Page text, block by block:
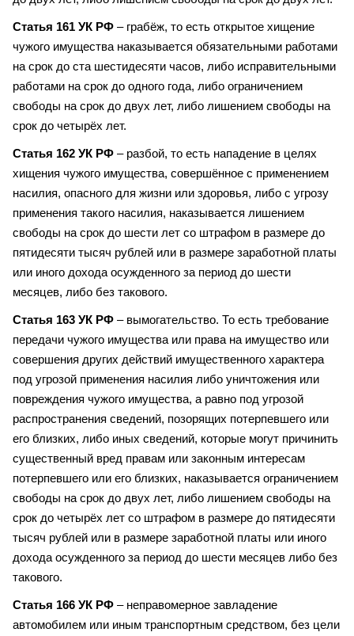
Статья 161 УК РФ – грабёж, то есть открытое хищение
чужого имущества наказывается обязательными работами
на срок до ста шестидесяти часов, либо исправительными
работами на срок до одного года, либо ограничением
свободы на срок до двух лет, либо лишением свободы на
срок до четырёх лет.
Статья 162 УК РФ – разбой, то есть нападение в целях
хищения чужого имущества, совершённое с применением
насилия, опасного для жизни или здоровья, либо с угрозу
применения такого насилия, наказывается лишением
свободы на срок до шести лет со штрафом в размере до
пятидесяти тысяч рублей или в размере заработной платы
или иного дохода осужденного за период до шести
месяцев, либо без такового.
Статья 163 УК РФ – вымогательство. То есть требование
передачи чужого имущества или права на имущество или
совершения других действий имущественного характера
под угрозой применения насилия либо уничтожения или
повреждения чужого имущества, а равно под угрозой
распространения сведений, позорящих потерпевшего или
его близких, либо иных сведений, которые могут причинить
существенный вред правам или законным интересам
потерпевшего или его близких, наказывается ограничением
свободы на срок до двух лет, либо лишением свободы на
срок до четырёх лет со штрафом в размере до пятидесяти
тысяч рублей или в размере заработной платы или иного
дохода осужденного за период до шести месяцев либо без
такового.
Статья 166 УК РФ – неправомерное завладение
автомобилем или иным транспортным средством, без цели